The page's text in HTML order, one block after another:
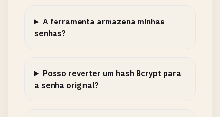
A ferramenta armazena minhas
senhas?
Posso reverter um hash Bcrypt para
a senha original?